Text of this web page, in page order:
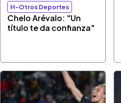
H-Otros Deportes
Chelo Arévalo: "Un
título te da confianza"